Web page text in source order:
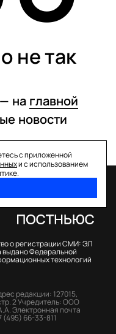
не так
на главной
новости
с приложенной
и с использованием
о регистрации СМИ: ЭЛ
выдано Федеральной
технологий
редакции: 127015,
2Учредитель: ООО
Электронная почта
(495) 66-33-811